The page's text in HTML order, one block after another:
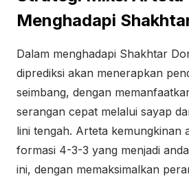
Menghadapi
Dalam menghadapi Shakhtar
diprediksi akan menerapkan
seimbang, dengan
serangan cepat melalui sayap
lini tengah. Arteta kemungkinan
formasi 4-3-3 yang menjadi
ini, dengan memaksimalkan